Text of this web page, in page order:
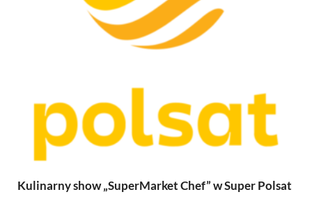
Kulinarny show „SuperMarket Chef” w Super Polsat